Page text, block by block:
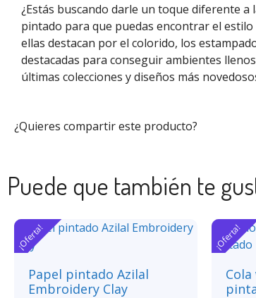
¿Estás buscando darle un toque diferente a
pintado para que puedas encontrar el
ellas destacan por el colorido, los
destacadas para conseguir ambientes
últimas colecciones y diseños más
¿Quieres compartir este producto?
Puede que también te
¡Oferta!
Papel pintado Azilal
Embroidery Clay
¡Oferta!